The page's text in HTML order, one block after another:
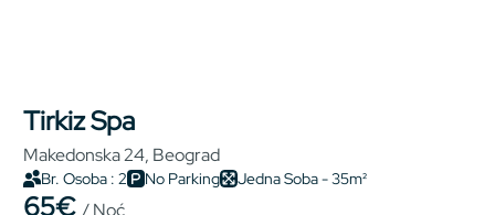
Tirkiz Spa
Makedonska 24, Beograd
Br. Osoba : 2 No Parking Jedna Soba - 35m²
65€ / Noć